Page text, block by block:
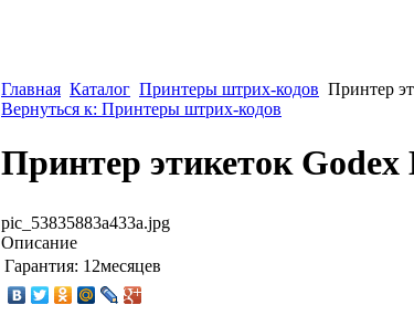
Главная Каталог Принтеры штрих-кодов Принтер
Вернуться к: Принтеры штрих-кодов
Принтер этикеток Godex
pic_53835883a433a.jpg
Описание
Гарантия: 12месяцев